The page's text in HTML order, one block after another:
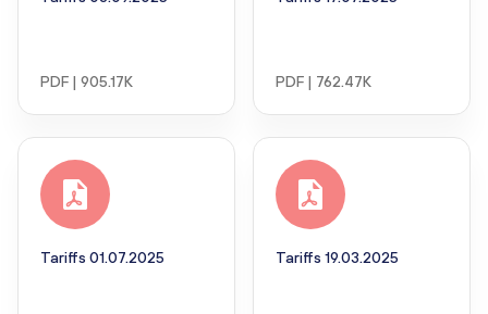
PDF | 905.17K PDF | 762.47K
Tariffs 01.07.2025 Tariffs 19.03.2025